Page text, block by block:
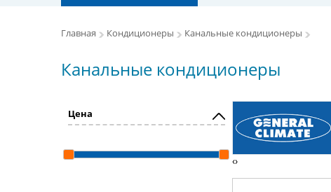
Главная Кондиционеры Канальные кондиционеры
Канальные кондиционеры
Цена
‹›